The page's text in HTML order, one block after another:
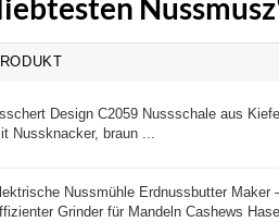
Design C2059 Nussschale aus
Nussknacker, braun ...
Nussmühle Erdnussbutter Maker
Grinder für Mandeln Cashews